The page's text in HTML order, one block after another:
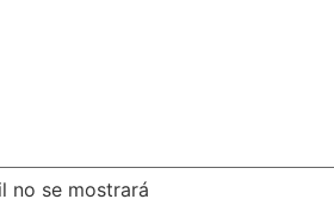
no se mostrará